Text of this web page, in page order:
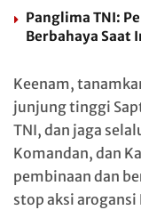
Panglima TNI:
Berbahaya Saat
Keenam,
junjung tinggi
TNI, dan jaga
Komandan, dan
pembinaan dan
stop aksi